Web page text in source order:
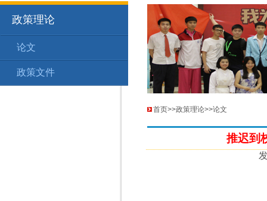
政策理论
论文 153 政策理论
政策文件 154 政策理论
首页>>政策理论>>论文
推迟到